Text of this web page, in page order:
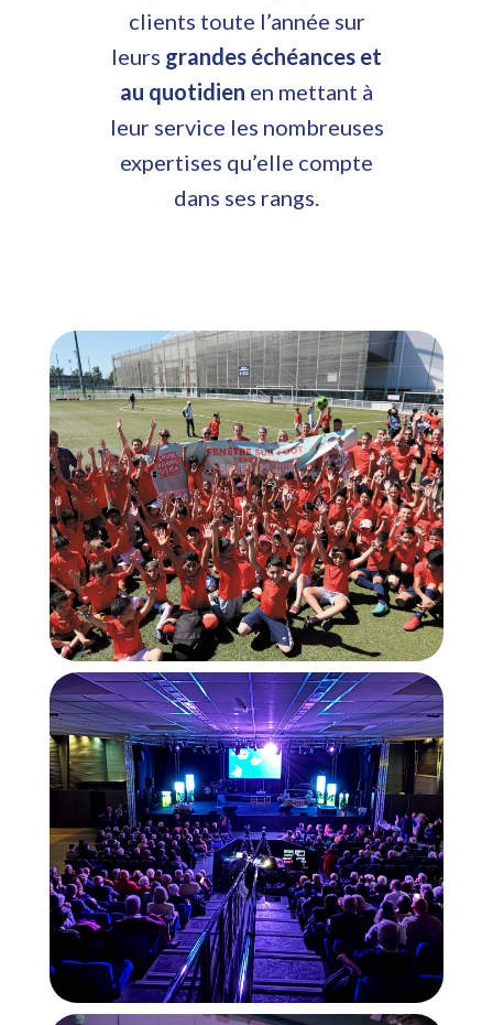
clients toute l’année sur
leurs grandes échéances et
au quotidien en mettant à
leur service les nombreuses
expertises qu’elle compte
dans ses rangs.